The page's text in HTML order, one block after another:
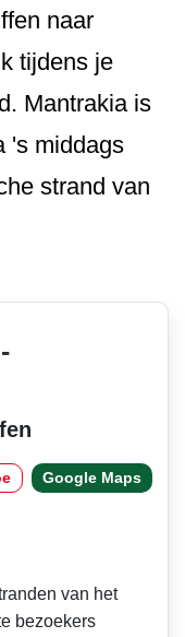
naar
tijdens je
Mantrakia is
's middags
strand van
Google Maps
van het
bezoekers